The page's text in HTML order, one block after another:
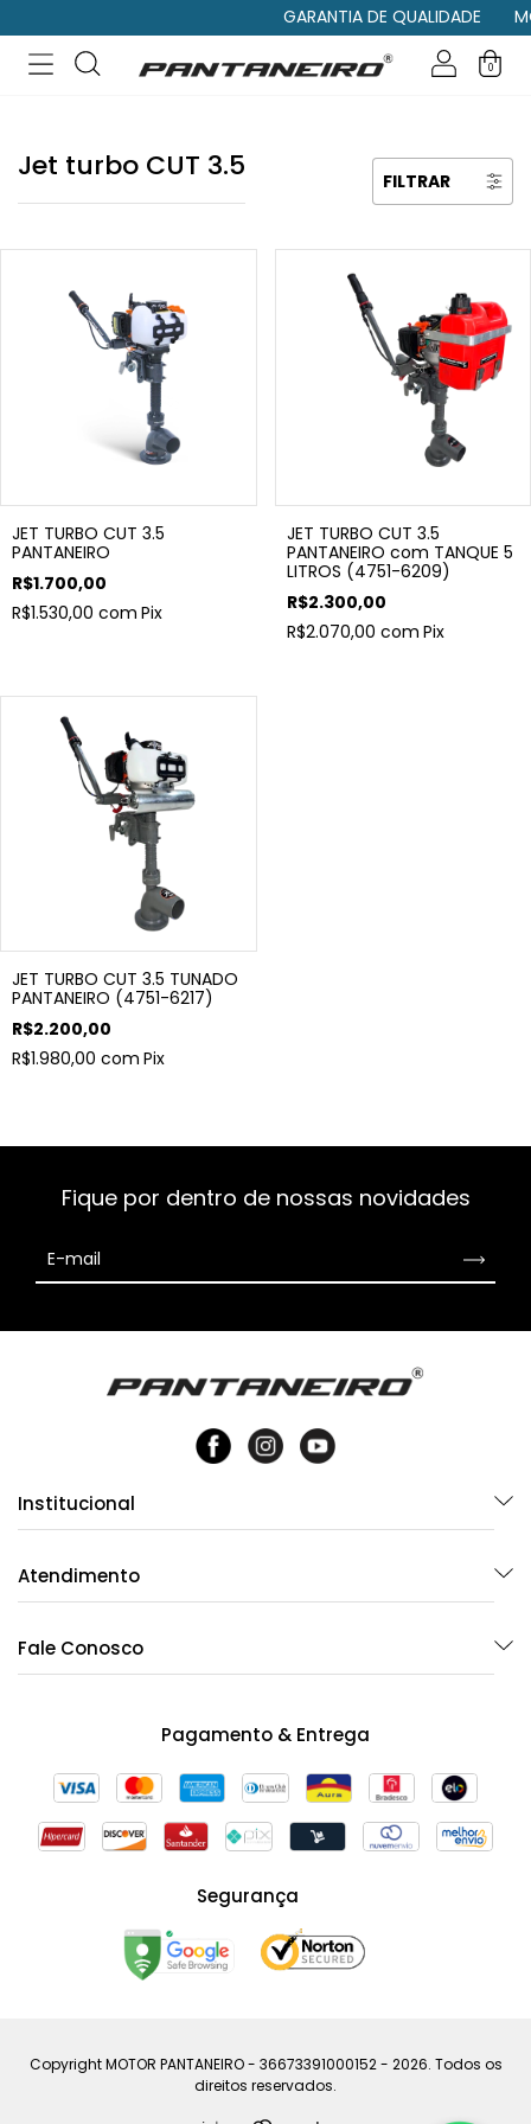
GARANTIA DE QUALIDADE
0
Jet turbo CUT 3.5 FILTRAR
JET TURBO CUT 3.5
PANTANEIRO
R$1.700,00
R$1.530,00 com Pix
JET TURBO CUT 3.5
PANTANEIRO com TANQUE 5
LITROS (4751-6209)
R$2.300,00
R$2.070,00 com Pix
JET TURBO CUT 3.5 TUNADO
PANTANEIRO (4751-6217)
R$2.200,00
R$1.980,00 com Pix
Fique por dentro de nossas novidades
Institucional
Atendimento
Fale Conosco
Pagamento & Entrega
Segurança
Copyright MOTOR PANTANEIRO - 36673391000152 - 2026. Todos os
direitos reservados.